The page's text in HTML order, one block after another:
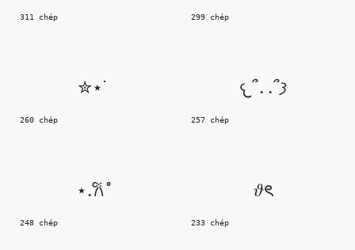
311 chép 299 chép
260 chép
✮⋆˙
257 chép
𐔌՞. .՞𐦯
248 chép
⋆.𐙚 ̊
233 chép
𝜗ৎ